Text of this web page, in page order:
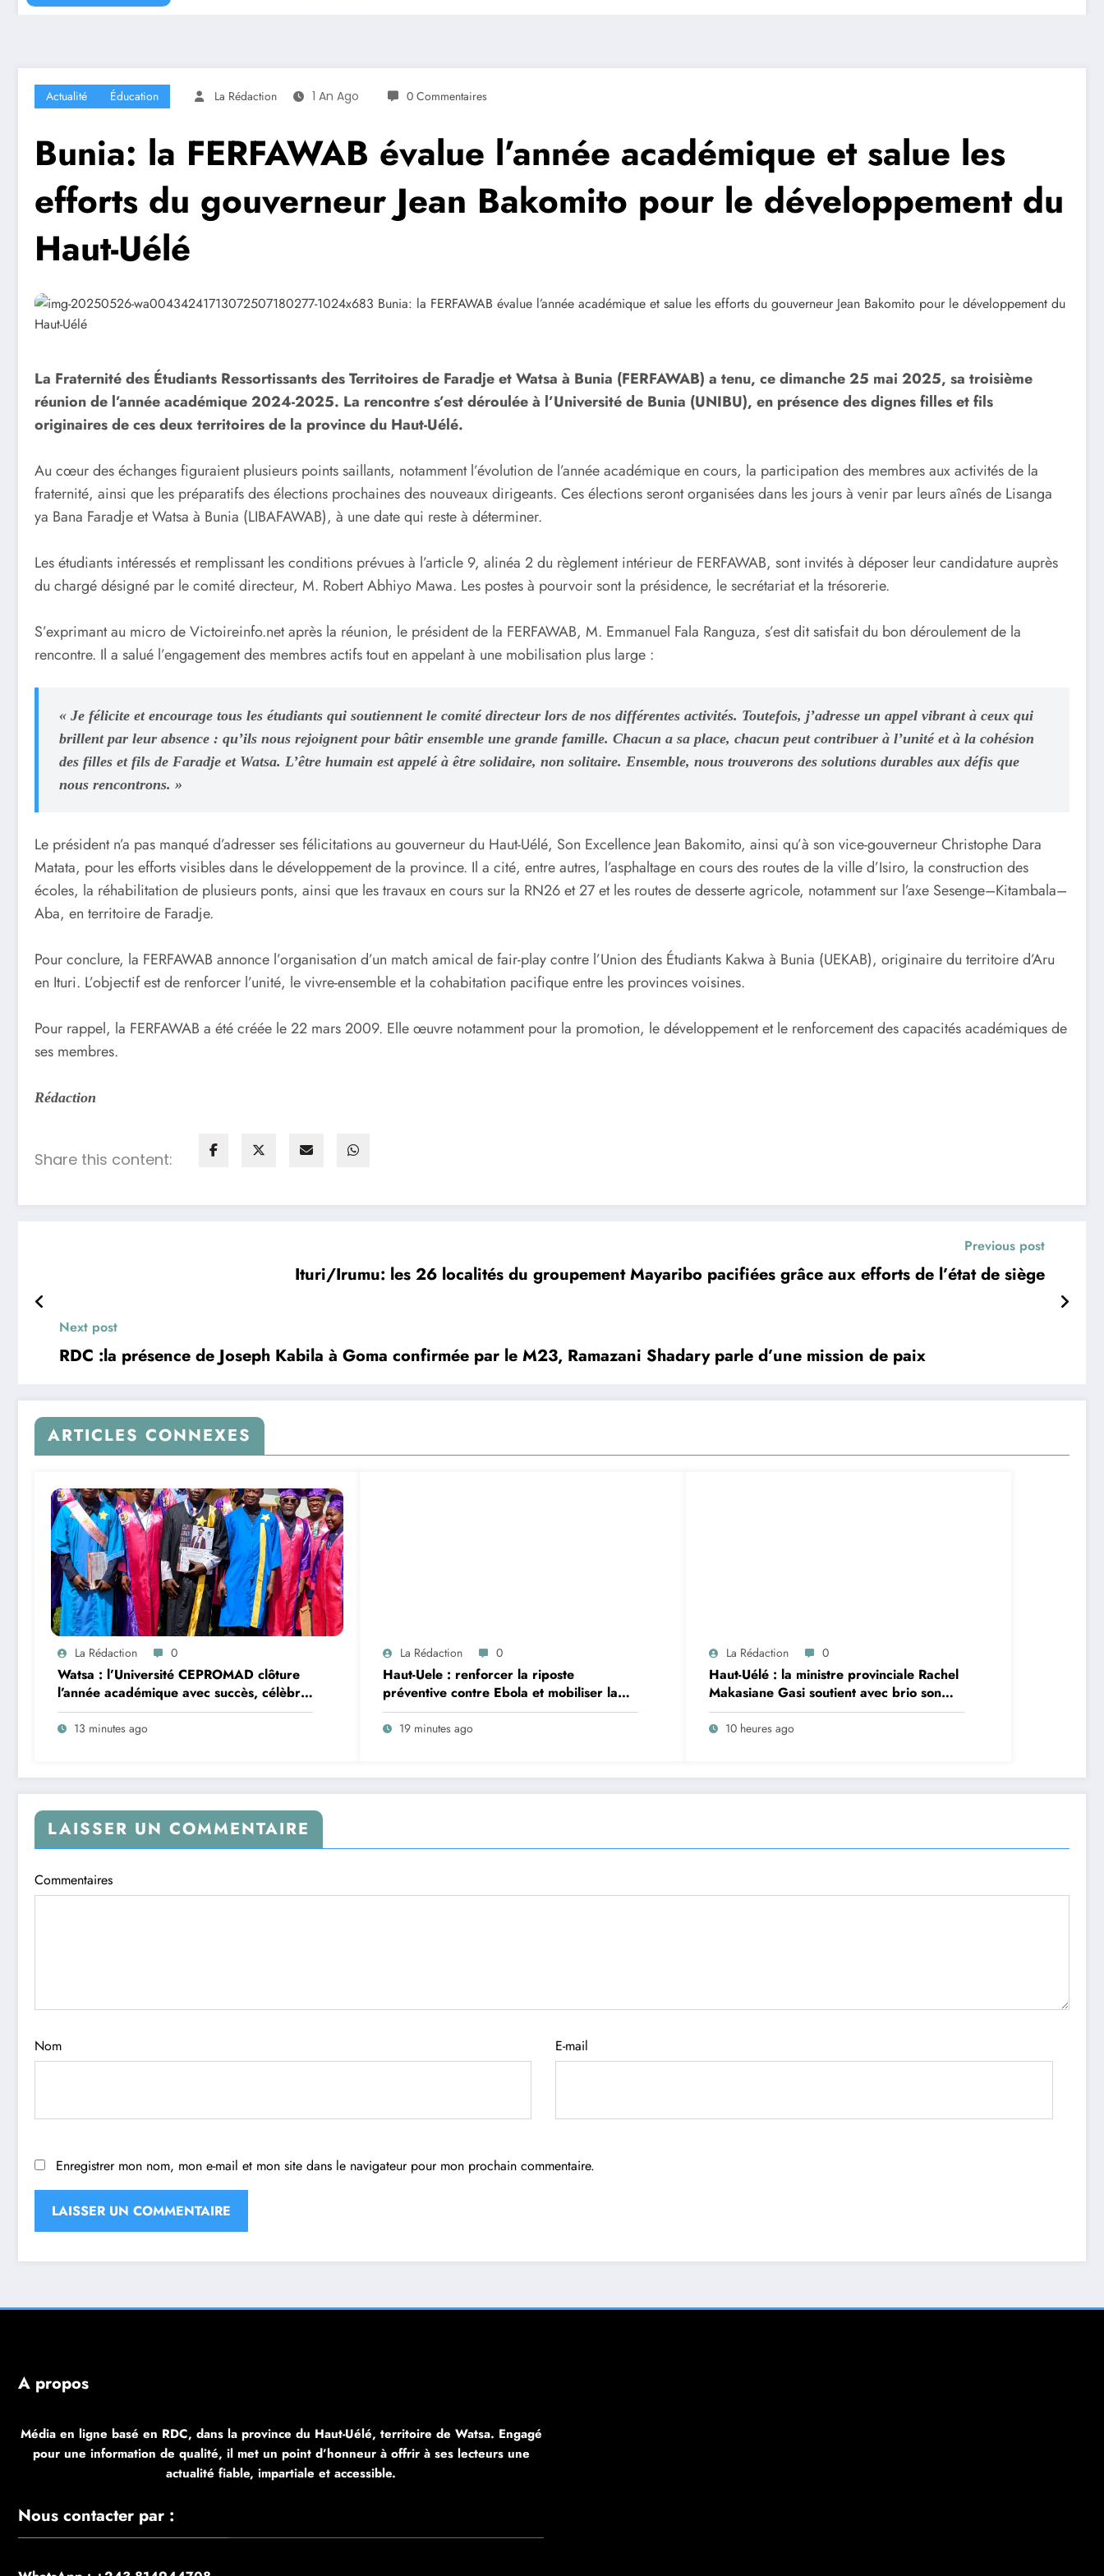
Actualité Éducation La Rédaction 1 An Ago 0 Commentaires
Bunia: la FERFAWAB évalue l’année académique et salue les
efforts du gouverneur Jean Bakomito pour le développement du
Haut-Uélé
La Fraternité des Étudiants Ressortissants des Territoires de Faradje et Watsa à Bunia (FERFAWAB) a tenu, ce dimanche 25 mai 2025, sa troisième
réunion de l’année académique 2024-2025. La rencontre s’est déroulée à l’Université de Bunia (UNIBU), en présence des dignes filles et fils
originaires de ces deux territoires de la province du Haut-Uélé.
Au cœur des échanges figuraient plusieurs points saillants, notamment l’évolution de l’année académique en cours, la participation des membres aux activités de la
fraternité, ainsi que les préparatifs des élections prochaines des nouveaux dirigeants. Ces élections seront organisées dans les jours à venir par leurs aînés de Lisanga
ya Bana Faradje et Watsa à Bunia (LIBAFAWAB), à une date qui reste à déterminer.
Les étudiants intéressés et remplissant les conditions prévues à l’article 9, alinéa 2 du règlement intérieur de FERFAWAB, sont invités à déposer leur candidature auprès
du chargé désigné par le comité directeur, M. Robert Abhiyo Mawa. Les postes à pourvoir sont la présidence, le secrétariat et la trésorerie.
S’exprimant au micro de Victoireinfo.net après la réunion, le président de la FERFAWAB, M. Emmanuel Fala Ranguza, s’est dit satisfait du bon déroulement de la
rencontre. Il a salué l’engagement des membres actifs tout en appelant à une mobilisation plus large :
« Je félicite et encourage tous les étudiants qui soutiennent le comité directeur lors de nos différentes activités. Toutefois, j’adresse un appel vibrant à ceux qui
brillent par leur absence : qu’ils nous rejoignent pour bâtir ensemble une grande famille. Chacun a sa place, chacun peut contribuer à l’unité et à la cohésion
des filles et fils de Faradje et Watsa. L’être humain est appelé à être solidaire, non solitaire. Ensemble, nous trouverons des solutions durables aux défis que
nous rencontrons. »
Le président n’a pas manqué d’adresser ses félicitations au gouverneur du Haut-Uélé, Son Excellence Jean Bakomito, ainsi qu’à son vice-gouverneur Christophe Dara
Matata, pour les efforts visibles dans le développement de la province. Il a cité, entre autres, l’asphaltage en cours des routes de la ville d’Isiro, la construction des
écoles, la réhabilitation de plusieurs ponts, ainsi que les travaux en cours sur la RN26 et 27 et les routes de desserte agricole, notamment sur l’axe Sesenge–Kitambala–
Aba, en territoire de Faradje.
Pour conclure, la FERFAWAB annonce l’organisation d’un match amical de fair-play contre l’Union des Étudiants Kakwa à Bunia (UEKAB), originaire du territoire d’Aru
en Ituri. L’objectif est de renforcer l’unité, le vivre-ensemble et la cohabitation pacifique entre les provinces voisines.
Pour rappel, la FERFAWAB a été créée le 22 mars 2009. Elle œuvre notamment pour la promotion, le développement et le renforcement des capacités académiques de
ses membres.
Rédaction
Share this content:
Previous post
Ituri/Irumu: les 26 localités du groupement Mayaribo pacifiées grâce aux efforts de l’état de siège
Next post
RDC :la présence de Joseph Kabila à Goma confirmée par le M23, Ramazani Shadary parle d’une mission de paix
ARTICLES CONNEXES
La Rédaction 0
Watsa : l’Université CEPROMAD clôture
l’année académique avec succès, célèbre
la collation des grades et remet des
diplômes homologués
13 minutes ago
La Rédaction 0
Haut-Uele : renforcer la riposte
préventive contre Ebola et mobiliser la
population, objectif d’une réunion de
coordination tenue dans la Zone de Santé
19 minutes ago
La Rédaction 0
Haut-Uélé : la ministre provinciale Rachel
Makasiane Gasi soutient avec brio son
mémoire sur la persistance du paludisme
dans la zone de santé urbano-rurale
10 heures ago
LAISSER UN COMMENTAIRE
Commentaires
Nom E-mail
Enregistrer mon nom, mon e-mail et mon site dans le navigateur pour mon prochain commentaire.
À propos
Média en ligne basé en RDC, dans la province du Haut-Uélé, territoire de Watsa. Engagé
pour une information de qualité, il met un point d’honneur à offrir à ses lecteurs une
actualité fiable, impartiale et accessible.
Nous contacter par :